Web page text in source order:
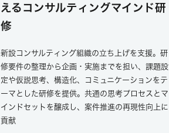
えるコンサルティングマインド研
修
新設コンサルティング組織の立ち上げを支援。研
修要件の整理から企画・実施までを担い、課題設
定や仮説思考、構造化、コミュニケーションをテ
ーマとした研修を提供。共通の思考プロセスとマ
インドセットを醸成し、案件推進の再現性向上に
貢献